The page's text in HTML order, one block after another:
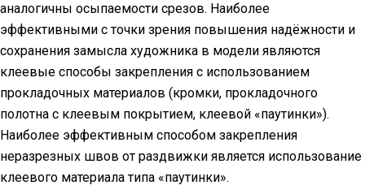
аналогичны осыпаемости срезов. Наиболее
эффективными с точки зрения повышения надёжности и
сохранения замысла художника в модели являются
клеевые способы закрепления с использованием
прокладочных материалов (кромки, прокладочного
полотна с клеевым покрытием, клеевой «паутинки»).
Наиболее эффективным способом закрепления
неразрезных швов от раздвижки является использование
клеевого материала типа «паутинки».